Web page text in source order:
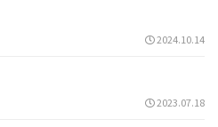
2024.10.14
2023.07.18